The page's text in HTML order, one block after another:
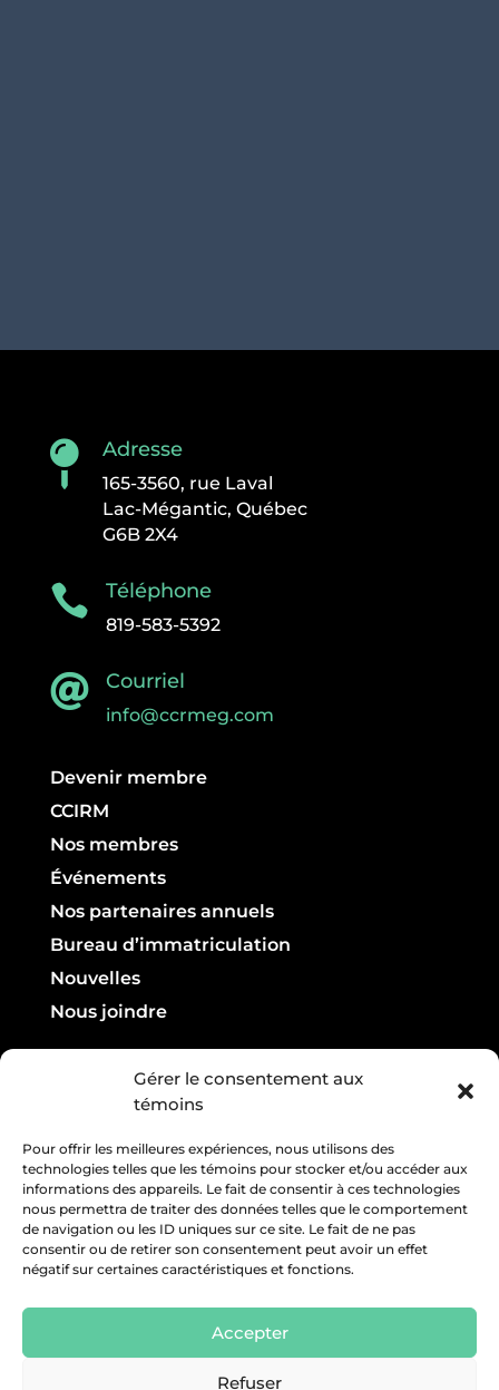
Gérer le consentement aux
témoins
Pour offrir les meilleures expériences, nous utilisons des
technologies telles que les témoins pour stocker et/ou accéder aux
informations des appareils. Le fait de consentir à ces technologies
nous permettra de traiter des données telles que le comportement
de navigation ou les ID uniques sur ce site. Le fait de ne pas
consentir ou de retirer son consentement peut avoir un effet
négatif sur certaines caractéristiques et fonctions.
Accepter
Refuser
 Adresse
165-3560, rue Laval
Lac-Mégantic, Québec
G6B 2X4
 Téléphone
819-583-5392
 Courriel
info@ccrmeg.com
Devenir membre
CCIRM
Nos membres
Événements
Nos partenaires annuels
Bureau d’immatriculation
Nouvelles
Nous joindre
Infolettre
Courriel :